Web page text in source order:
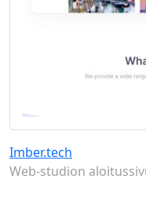
Imber.tech
Web-studion